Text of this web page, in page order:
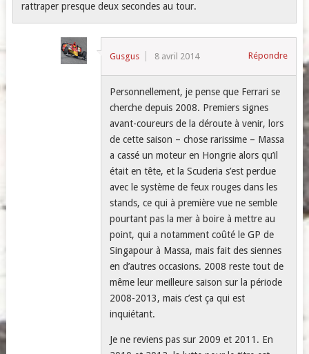
rattraper presque deux secondes au tour.
Gusgus 8 avril 2014 Répondre
Personnellement, je pense que Ferrari se
cherche depuis 2008. Premiers signes
avant-coureurs de la déroute à venir, lors
de cette saison – chose rarissime – Massa
a cassé un moteur en Hongrie alors qu’il
était en tête, et la Scuderia s’est perdue
avec le système de feux rouges dans les
stands, ce qui à première vue ne semble
pourtant pas la mer à boire à mettre au
point, qui a notamment coûté le GP de
Singapour à Massa, mais fait des siennes
en d’autres occasions. 2008 reste tout de
même leur meilleure saison sur la période
2008-2013, mais c’est ça qui est
inquiétant.
Je ne reviens pas sur 2009 et 2011. En